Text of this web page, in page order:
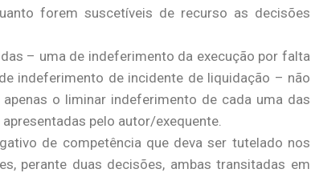
forem suscetíveis de recurso as decisões
– uma de indeferimento da execução por falta
indeferimento de incidente de liquidação – não
o liminar indeferimento de cada uma das
pelo autor/exequente.
de competência que deva ser tutelado nos
perante duas decisões, ambas transitadas em